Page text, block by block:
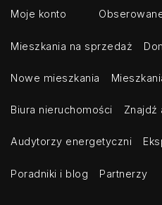
Moje konto
Mieszkania na sprzedaż
Nowe mieszkania
Biura nieruchomości Znajdź
Audytorzy energetyczni
Poradniki i blog Partnerzy